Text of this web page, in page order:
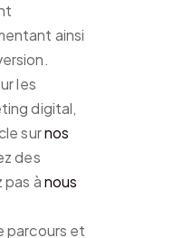
ainsi
les
digital,
surnos
des
pas ànous
parcours et